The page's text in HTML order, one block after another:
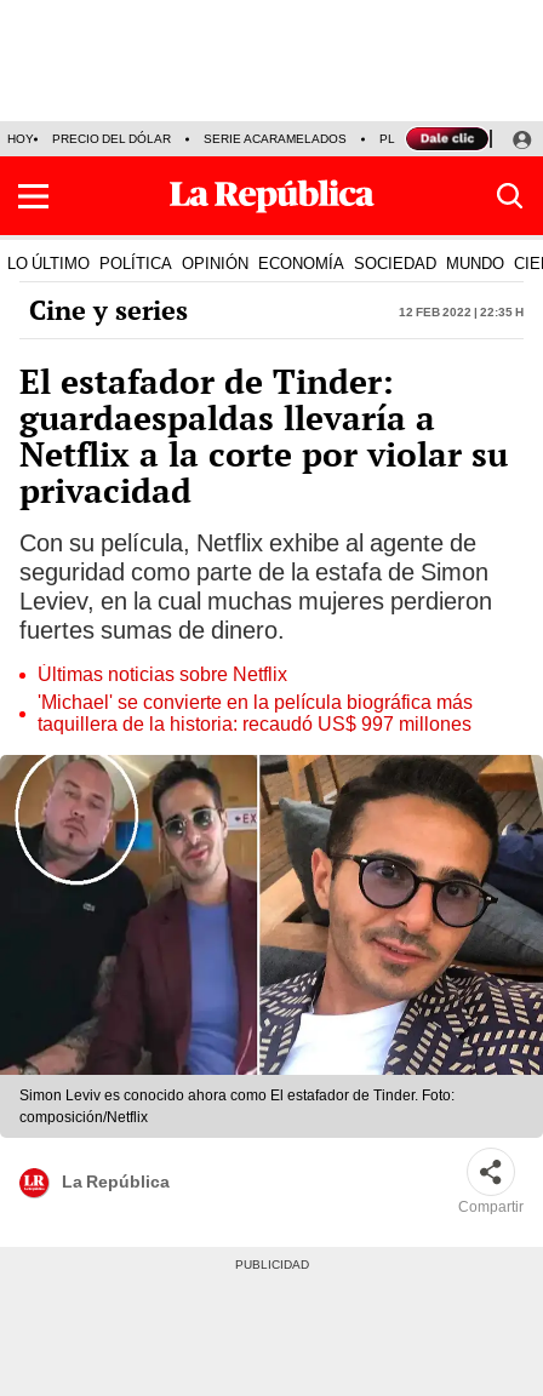
HOY PRECIO DEL DÓLAR SERIE ACARAMELADOS PLAZA VEA
LO ÚLTIMO POLÍTICA OPINIÓN ECONOMÍA SOCIEDAD MUNDO
Cine y series 12 Feb 2022 | 22:35 h
El estafador de Tinder:
guardaespaldas llevaría a
Netflix a la corte por violar su
privacidad
Con su película, Netflix exhibe al agente de
seguridad como parte de la estafa de Simon
Leviev, en la cual muchas mujeres perdieron
fuertes sumas de dinero.
Últimas noticias sobre Netflix
'Michael' se convierte en la película biográfica más
taquillera de la historia: recaudó US$ 997 millones
Simon Leviv es conocido ahora como El estafador de Tinder. Foto:
composición/Netflix
La República
Compartir